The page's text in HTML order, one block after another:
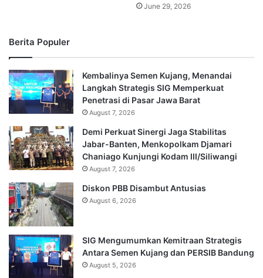
June 29, 2026
Berita Populer
Kembalinya Semen Kujang, Menandai
Langkah Strategis SIG Memperkuat
Penetrasi di Pasar Jawa Barat
August 7, 2026
Demi Perkuat Sinergi Jaga Stabilitas
Jabar-Banten, Menkopolkam Djamari
Chaniago Kunjungi Kodam III/Siliwangi
August 7, 2026
Diskon PBB Disambut Antusias
August 6, 2026
SIG Mengumumkan Kemitraan Strategis
Antara Semen Kujang dan PERSIB Bandung
August 5, 2026